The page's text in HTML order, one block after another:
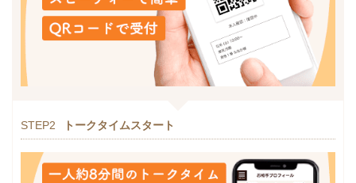
STEP2 トークタイムスタート